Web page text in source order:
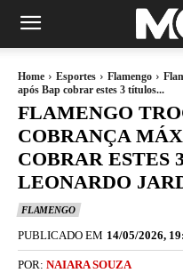
Home Esportes Flamengo
após Bap cobrar estes 3 títulos...
FLAMENGO
COBRANÇA
COBRAR ESTES
LEONARDO
FLAMENGO
PUBLICADO EM 14/05/2026,
POR: NAIARA SOUZA